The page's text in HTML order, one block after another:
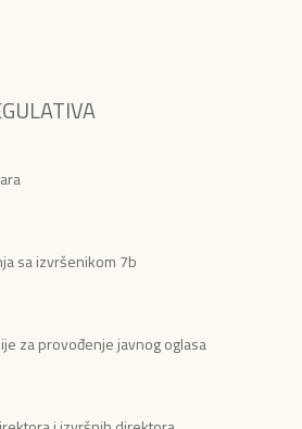
sa izvršenikom 7b
za provođenje javnog oglasa